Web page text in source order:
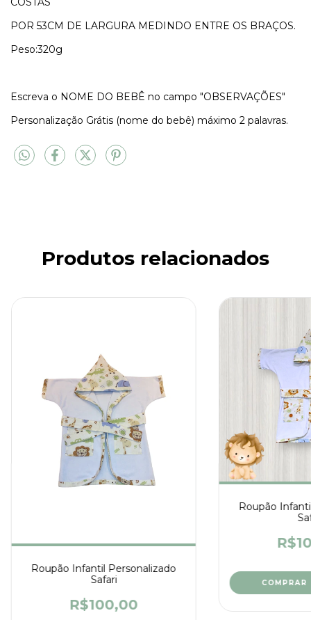
POR 53CM DE LARGURA MEDINDO ENTRE OS BRAÇOS.
Peso:320g
Escreva o NOME DO BEBÊ no campo "OBSERVAÇÕES"
Personalização Grátis (nome do bebê) máximo 2 palavras.
Produtos relacionados
Roupão Infantil Personalizado
Safari
R$100,00
Roupão
COMPRAR